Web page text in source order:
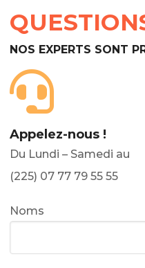
NOS EXPERTS SONT
Appelez-nous !
Du Lundi – Samedi au
(225) 07 77 79 55 55
Noms